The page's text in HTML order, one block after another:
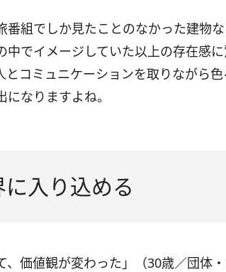
番組でしか見たことのなかった建物
中でイメージしていた以上の存在感
とコミュニケーションを取りながら
なりますよね。
入り込める
、価値観が変わった」（30歳／団体